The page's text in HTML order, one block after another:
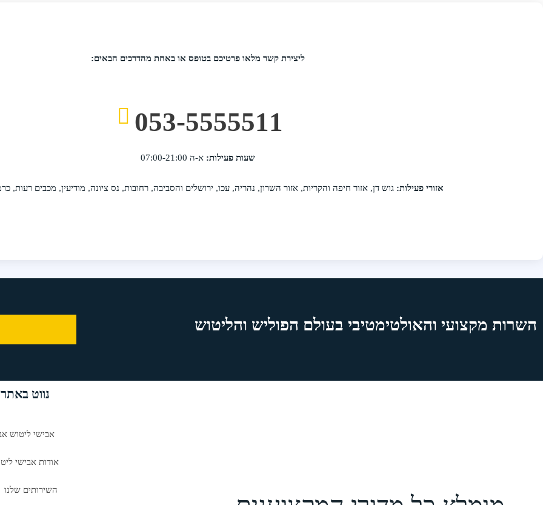
ליצירת קשר מלאו פרטיכם בטופס או באחת מהדרכים הבאים:
053-5555511
שעות פעילות: א-ה 07:00-21:00
אזורי פעילות: גוש דן, אזור חיפה והקריות, אזור השרון, נהריה, עכו, ירושלים והסביבה, רחובות, נס ציונה, מודיעין, מכבים רעות,
השרות מקצועי והאולטימטיבי בעולם הפוליש והליטוש
נווט באתר
אבישי ליטוש
אודות אבישי
השירותים שלנו